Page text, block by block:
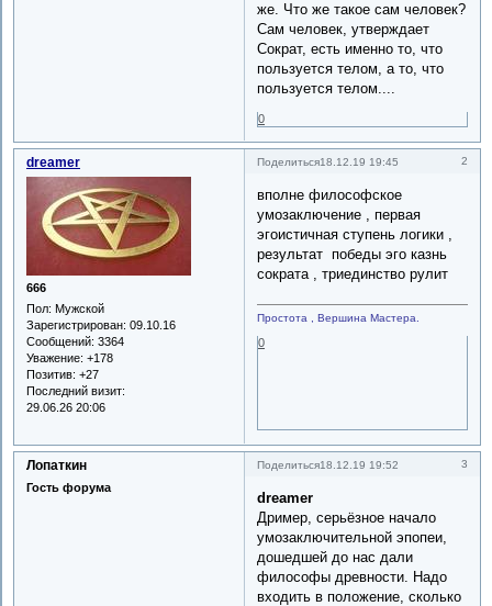
же. Что же такое сам человек?
Сам человек, утверждает
Сократ, есть именно то, что
пользуется телом, а то, что
пользуется телом....
0
Поделиться 2
18.12.19 19:45
dreamer
666
Пол: Мужской
Зарегистрирован: 09.10.16
Сообщений: 3364
Уважение: +178
Позитив: +27
Последний визит:
29.06.26 20:06
вполне философское
умозаключение , первая
эгоистичная ступень логики ,
результат победы эго казнь
сократа , триединство рулит
Простота , Вершина Мастера.
0
Поделиться 3
18.12.19 19:52
Лопаткин
Гость форума
dreamer
Дример, серьёзное начало
умозаключительной эпопеи,
дошедшей до нас дали
философы древности. Надо
входить в положение, сколько